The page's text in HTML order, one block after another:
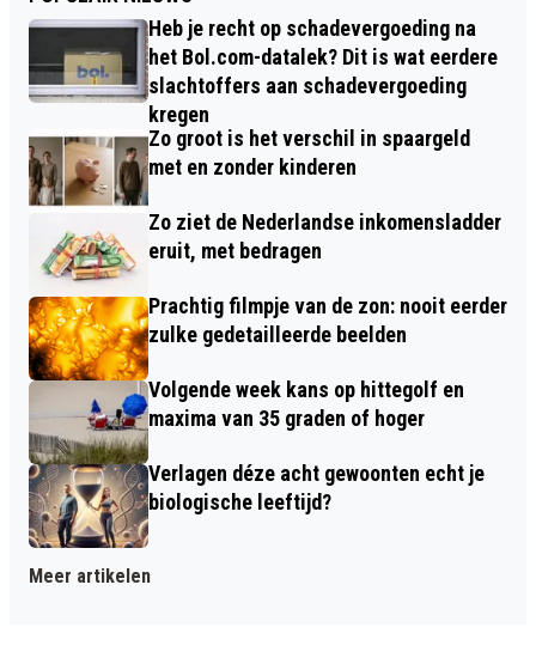
Heb je recht op schadevergoeding na
het Bol.com-datalek? Dit is wat eerdere
slachtoffers aan schadevergoeding
kregen
Zo groot is het verschil in spaargeld
met en zonder kinderen
Zo ziet de Nederlandse inkomensladder
eruit, met bedragen
Prachtig filmpje van de zon: nooit eerder
zulke gedetailleerde beelden
Volgende week kans op hittegolf en
maxima van 35 graden of hoger
Verlagen déze acht gewoonten echt je
biologische leeftijd?
Meer artikelen